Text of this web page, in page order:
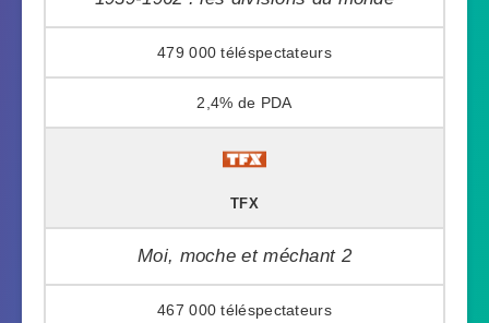
479 000
2,4%
TFX
Moi, moche et méchant 2
467 000